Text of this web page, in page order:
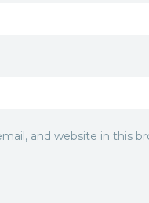
and website in this